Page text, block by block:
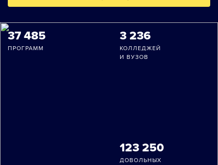
3 236
КОЛЛЕДЖЕЙ
И ВУЗОВ
123 250
ДОВОЛЬНЫХ
37 485
ПРОГРАММ